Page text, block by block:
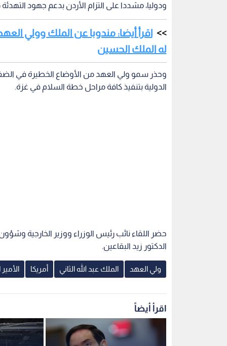
ودوليا، مشددا على التزام الأردن بدعم جهود
اقرأ أيضا: مندوبا عن الملك وولي
له الملك الحسين
وحذر سمو ولي العهد من الأوضاع الخطيرة في
الدولية بتنفيذ كافة مراحل خطة السلام في غزة.
حضر اللقاء نائب رئيس الوزراء ووزير الخارجية
الدكتور زيد البقاعين.
ولي العهد الملك عبد الله الثاني أمريكا
اقرأ أيضاً